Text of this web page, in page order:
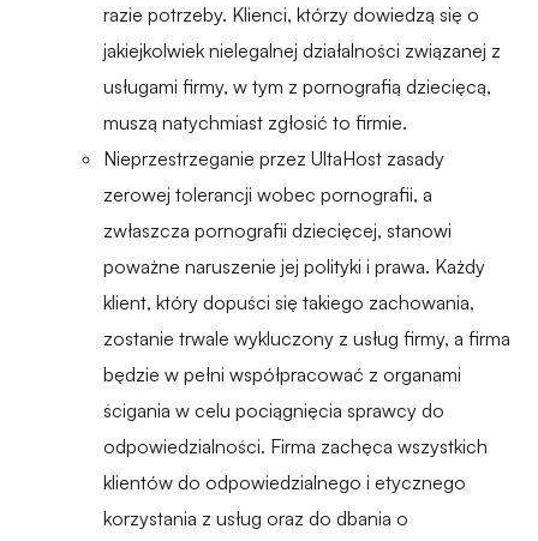
razie potrzeby. Klienci, którzy dowiedzą się o
jakiejkolwiek nielegalnej działalności związanej z
usługami firmy, w tym z pornografią dziecięcą,
muszą natychmiast zgłosić to firmie.
Nieprzestrzeganie przez UltaHost zasady
zerowej tolerancji wobec pornografii, a
zwłaszcza pornografii dziecięcej, stanowi
poważne naruszenie jej polityki i prawa. Każdy
klient, który dopuści się takiego zachowania,
zostanie trwale wykluczony z usług firmy, a firma
będzie w pełni współpracować z organami
ścigania w celu pociągnięcia sprawcy do
odpowiedzialności. Firma zachęca wszystkich
klientów do odpowiedzialnego i etycznego
korzystania z usług oraz do dbania o